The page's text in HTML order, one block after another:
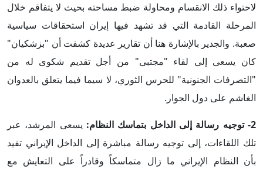
لاحتواء ذلك الانقسام ومحاولة ضبط مساحته بحيث لا يتفاقم خلال
المرحلة القادمة التي قد تشهد فيها إيران استحقاقات سياسية
صعبة. والجدير بالإشارة هنا أن تقارير عديدة كشفت أن "بزشكيان"
كان يسعى إلى لقاء "مجتبى" من أجل تقديم شكوى له من
"التصرفات الجنونية" للحرس الثوري، لا سيما فيما يتعلق بالعدوان
الغاشم على دول الجوار.
2- توجيه رسالة إلى الداخل بتماسك النظام:
يسعى المرشد، عبر
تلك اللقاءات، إلى توجيه رسالة مباشرة إلى الداخل الإيراني تفيد
بأن النظام الإيراني ما زال متماسكاً وقادراً على التعايش مع